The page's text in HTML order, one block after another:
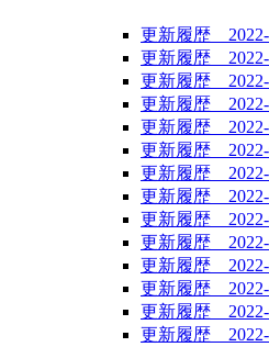
更新履歴 2022-
更新履歴 2022-
更新履歴 2022-
更新履歴 2022-
更新履歴 2022-
更新履歴 2022-
更新履歴 2022-
更新履歴 2022-
更新履歴 2022-
更新履歴 2022-
更新履歴 2022-
更新履歴 2022-
更新履歴 2022-
更新履歴 2022-